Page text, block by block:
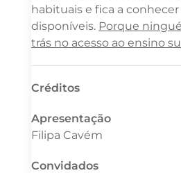
habituais e fica a
disponíveis. Porque
trás no acesso ao ensino
Créditos
Apresentação
Filipa Cavém
Convidados